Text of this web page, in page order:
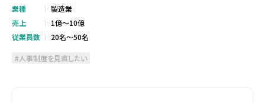
業種
製造業
売上
1億～10億
従業員数
20名～50名
人事制度を見直したい